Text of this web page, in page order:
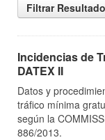
Filtrar
Incidencias de
DATEX II
Datos y
tráfico mínima
según la
886/2013.